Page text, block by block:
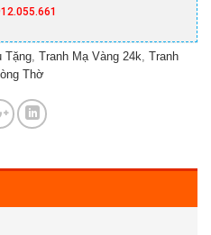
Tặng Tranh Mạ Vàng 24k Tranh
Thờ